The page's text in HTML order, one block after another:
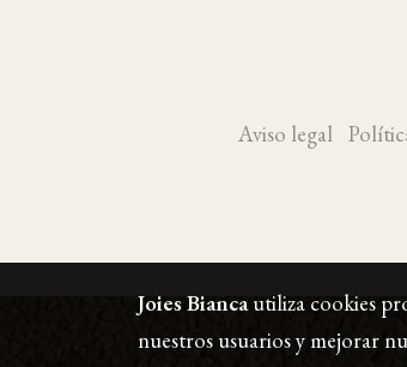
Aviso legal
Joies Biancautiliza cookies
nuestros usuarios y mejorar